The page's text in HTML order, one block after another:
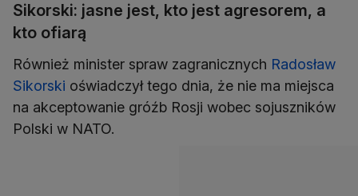
Sikorski: jasne jest, kto jest agresorem, a
kto ofiarą
Również minister spraw zagranicznych Radosław
Sikorski oświadczył tego dnia, że nie ma miejsca
na akceptowanie gróźb Rosji wobec sojuszników
Polski w NATO.